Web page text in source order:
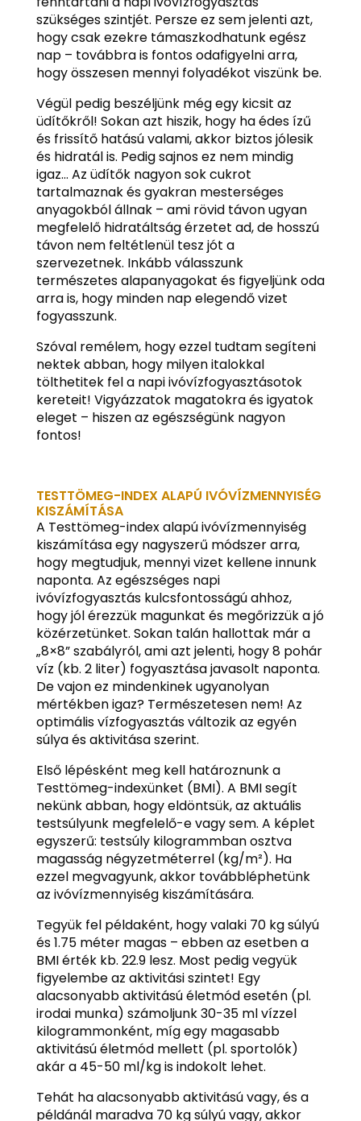
szükséges szintjét. Persze ez sem jelenti azt,
hogy csak ezekre támaszkodhatunk egész
nap – továbbra is fontos odafigyelni arra,
hogy összesen mennyi folyadékot viszünk be.
Végül pedig beszéljünk még egy kicsit az
üdítőkről! Sokan azt hiszik, hogy ha édes ízű
és frissítő hatású valami, akkor biztos jólesik
és hidratál is. Pedig sajnos ez nem mindig
igaz… Az üdítők nagyon sok cukrot
tartalmaznak és gyakran mesterséges
anyagokból állnak – ami rövid távon ugyan
megfelelő hidratáltság érzetet ad, de hosszú
távon nem feltétlenül tesz jót a
szervezetnek. Inkább válasszunk
természetes alapanyagokat és figyeljünk oda
arra is, hogy minden nap elegendő vizet
fogyasszunk.
Szóval remélem, hogy ezzel tudtam segíteni
nektek abban, hogy milyen italokkal
tölthetitek fel a napi ivóvízfogyasztásotok
kereteit! Vigyázzatok magatokra és igyatok
eleget – hiszen az egészségünk nagyon
fontos!
TESTTÖMEG-INDEX ALAPÚ IVÓVÍZMENNYISÉG
KISZÁMÍTÁSA
A Testtömeg-index alapú ivóvízmennyiség
kiszámítása egy nagyszerű módszer arra,
hogy megtudjuk, mennyi vizet kellene innunk
naponta. Az egészséges napi
ivóvízfogyasztás kulcsfontosságú ahhoz,
hogy jól érezzük magunkat és megőrizzük a jó
közérzetünket. Sokan talán hallottak már a
„8×8” szabályról, ami azt jelenti, hogy 8 pohár
víz (kb. 2 liter) fogyasztása javasolt naponta.
De vajon ez mindenkinek ugyanolyan
mértékben igaz? Természetesen nem! Az
optimális vízfogyasztás változik az egyén
súlya és aktivitása szerint.
Első lépésként meg kell határoznunk a
Testtömeg-indexünket (BMI). A BMI segít
nekünk abban, hogy eldöntsük, az aktuális
testsúlyunk megfelelő-e vagy sem. A képlet
egyszerű: testsúly kilogrammban osztva
magasság négyzetméterrel (kg/m²). Ha
ezzel megvagyunk, akkor továbbléphetünk
az ivóvízmennyiség kiszámítására.
Tegyük fel példaként, hogy valaki 70 kg súlyú
és 1.75 méter magas – ebben az esetben a
BMI érték kb. 22.9 lesz. Most pedig vegyük
figyelembe az aktivitási szintet! Egy
alacsonyabb aktivitású életmód esetén (pl.
irodai munka) számoljunk 30-35 ml vízzel
kilogrammonként, míg egy magasabb
aktivitású életmód mellett (pl. sportolók)
akár a 45-50 ml/kg is indokolt lehet.
Tehát ha alacsonyabb aktivitású vagy, és a
példánál maradva 70 kg súlyú vagy, akkor